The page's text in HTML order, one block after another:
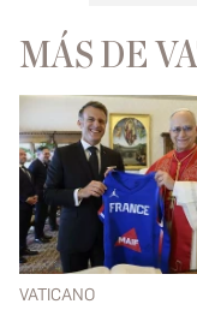
MÁS DE
VATICANO